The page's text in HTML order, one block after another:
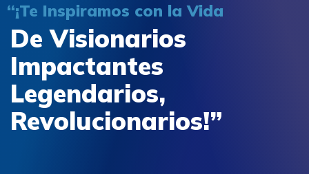
“¡Te Inspiramos con la Vida
De Visionarios
Impactantes
Legendarios,
Revolucionarios!”